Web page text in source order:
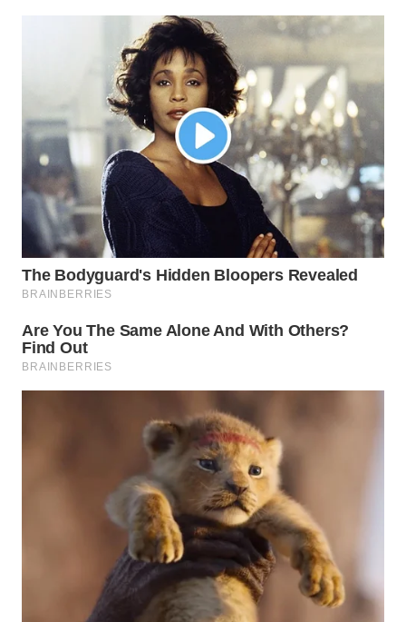
SEMARANG
WN
SOLO
WN
BOROBUDUR
WN
WN
SURABAYA